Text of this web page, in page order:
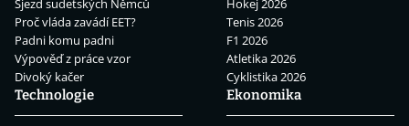
Sjezd sudetských Němců
Proč vláda zavádí EET?
Padni komu padni
Výpověď z práce vzor
Divoký kačer
Hokej 2026
Tenis 2026
F1 2026
Atletika 2026
Cyklistika 2026
Technologie
Ekonomika